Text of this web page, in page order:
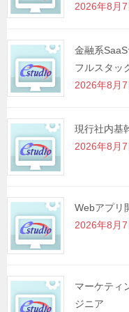
ン
2026年8月7
金融系
フルスタッ
2026年8月7
現行社内基
2026年8月7
Webアプリ
2026年8月7
マーケティ
ジニア